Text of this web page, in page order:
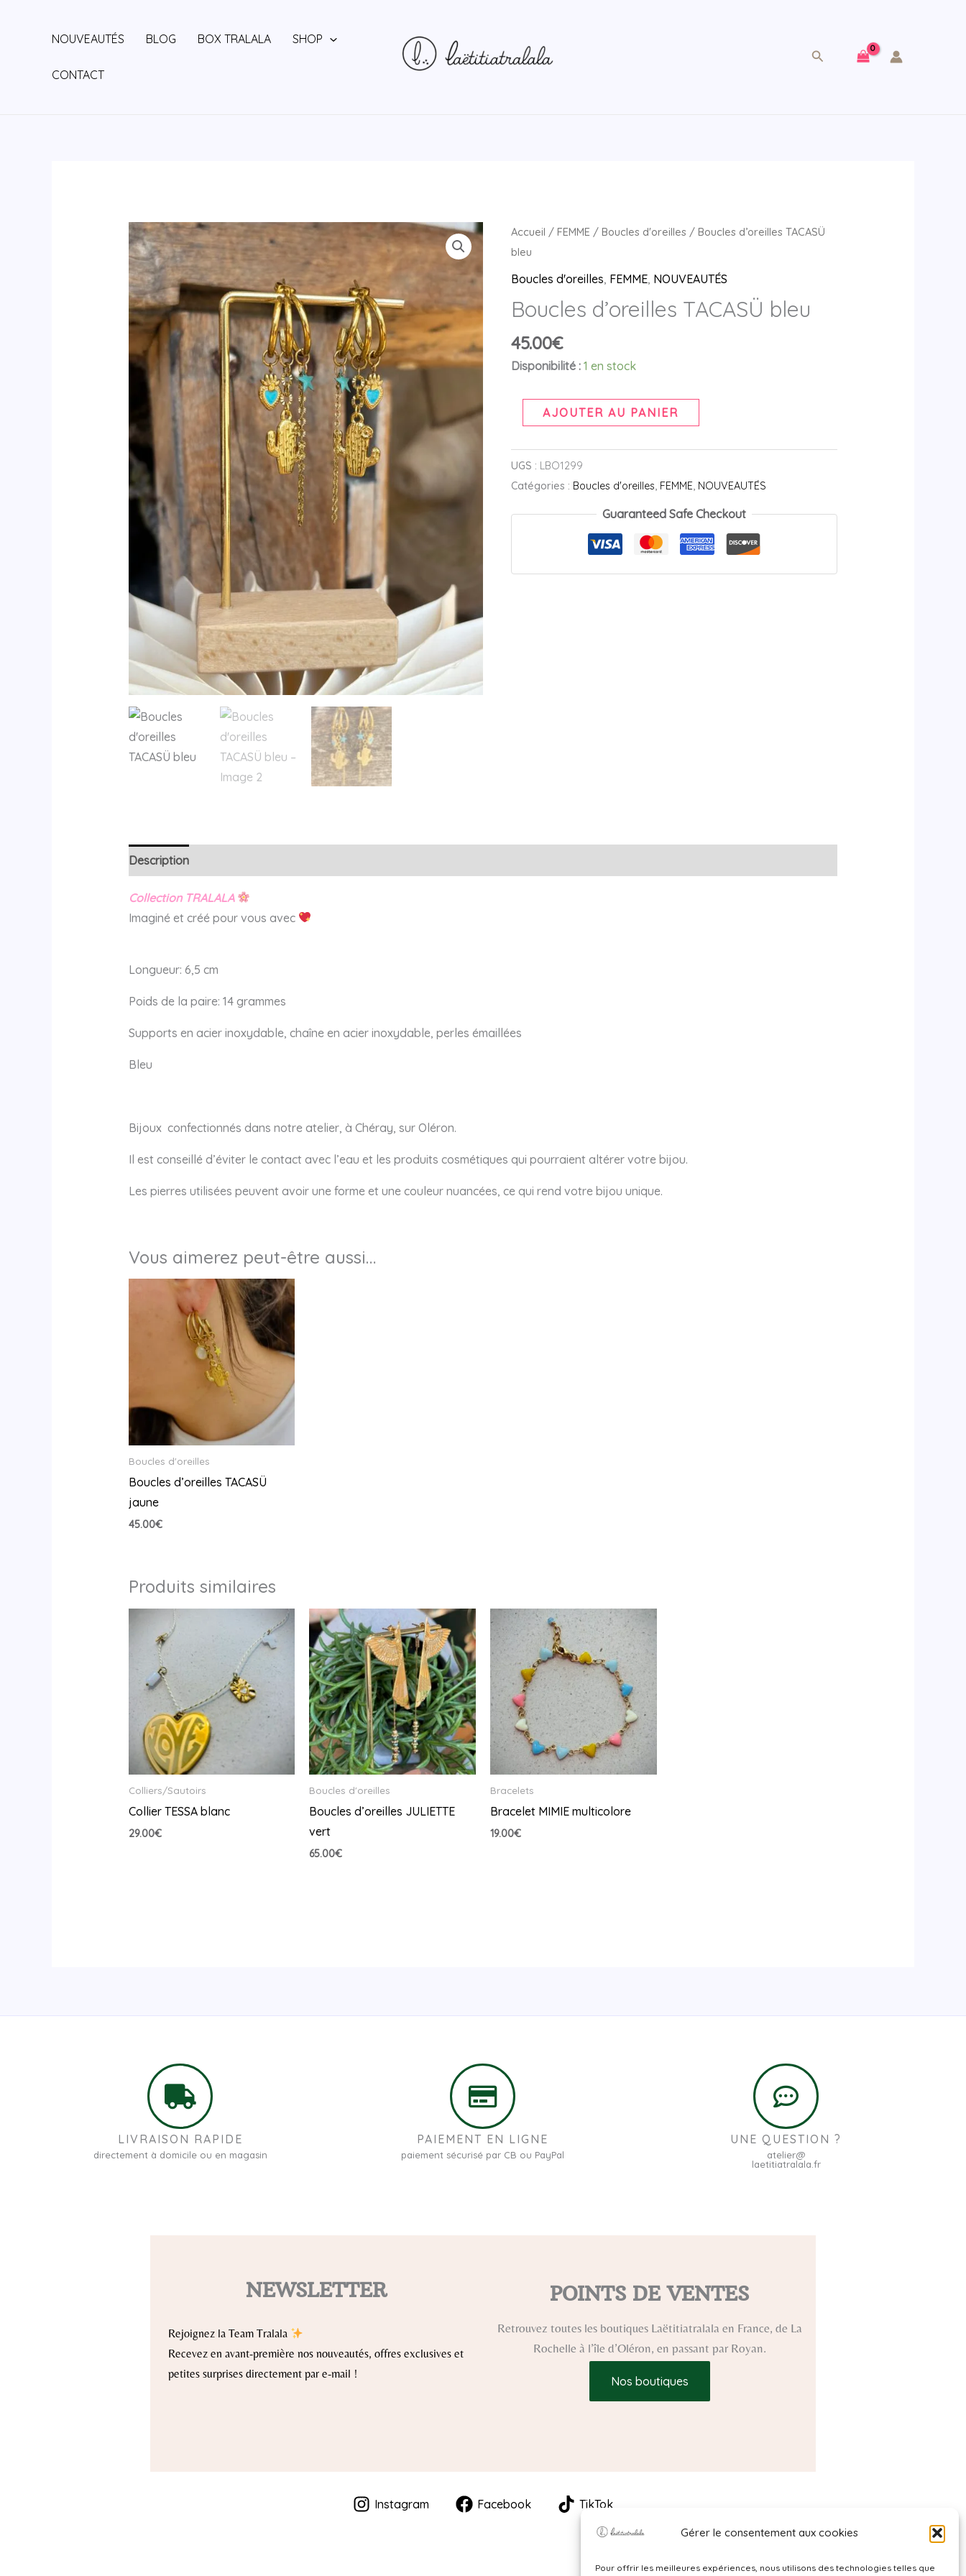
Gérer le consentement aux cookies
Pour offrir les meilleures expériences, nous utilisons des technologies telles que
NOUVEAUTÉS BLOG BOX TRALALA SHOP
CONTACT
Rechercher
Accueil /FEMME /Boucles d'oreilles / Boucles d’oreilles TACASÜ
bleu
Boucles d'oreilles FEMME NOUVEAUTÉS
Boucles d’oreilles TACASÜ bleu
45.00€
Disponibilité : 1 en stock
quantité
de
Boucles
TACASÜ
AJOUTER AU PANIER
UGS : LBO1299
Catégories : Boucles d'oreilles, FEMME, NOUVEAUTÉS
Guaranteed Safe Checkout
Description
Collection TRALALA
Imaginé et créé pour vous avec
Longueur: 6,5 cm
Poids de la paire: 14 grammes
Supports en acier inoxydable, chaîne en acier inoxydable, perles émaillées
Bleu
Bijoux confectionnés dans notre atelier, à Chéray, sur Oléron.
Il est conseillé d’éviter le contact avec l’eau et les produits cosmétiques qui pourraient altérer votre bijou.
Les pierres utilisées peuvent avoir une forme et une couleur nuancées, ce qui rend votre bijou unique.
Vous aimerez peut-être aussi…
Boucles d'oreilles
Boucles d’oreilles TACASÜ
jaune
45.00€
Produits similaires
Colliers/Sautoirs
Collier TESSA blanc
29.00€
Boucles d'oreilles
Boucles d’oreilles JULIETTE
vert
65.00€
Bracelets
Bracelet MIMIE multicolore
19.00€
LIVRAISON RAPIDE
directement à domicile ou en magasin
PAIEMENT EN LIGNE
paiement sécurisé par CB ou PayPal
UNE QUESTION ?
atelier@
laetitiatralala.fr
NEWSLETTER
Rejoignez la Team Tralala
Recevez en avant-première nos nouveautés, offres exclusives et
petites surprises directement par e-mail !
POINTS DE VENTES
Retrouvez toutes les boutiques Laëtitiatralala en France, de La
Rochelle à l’île d’Oléron, en passant par Royan.
Nos boutiques
Instagram Facebook TikTok